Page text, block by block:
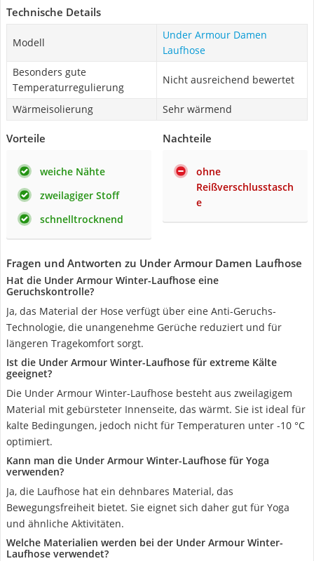
Technische Details
Modell
Under Armour Damen
Laufhose
Besonders gute
Temperaturregulierung
Nicht ausreichend bewertet
Wärmeisolierung Sehr wärmend
Vorteile
weiche Nähte
zweilagiger Stoff
schnelltrocknend
Nachteile
ohne
Reißverschlusstasch
e
Fragen und Antworten zu Under Armour Damen Laufhose
Hat die Under Armour Winter-Laufhose eine
Geruchskontrolle?
Ja, das Material der Hose verfügt über eine Anti-Geruchs-
Technologie, die unangenehme Gerüche reduziert und für
längeren Tragekomfort sorgt.
Ist die Under Armour Winter-Laufhose für extreme Kälte
geeignet?
Die Under Armour Winter-Laufhose besteht aus zweilagigem
Material mit gebürsteter Innenseite, das wärmt. Sie ist ideal für
kalte Bedingungen, jedoch nicht für Temperaturen unter -10 °C
optimiert.
Kann man die Under Armour Winter-Laufhose für Yoga
verwenden?
Ja, die Laufhose hat ein dehnbares Material, das
Bewegungsfreiheit bietet. Sie eignet sich daher gut für Yoga
und ähnliche Aktivitäten.
Welche Materialien werden bei der Under Armour Winter-
Laufhose verwendet?